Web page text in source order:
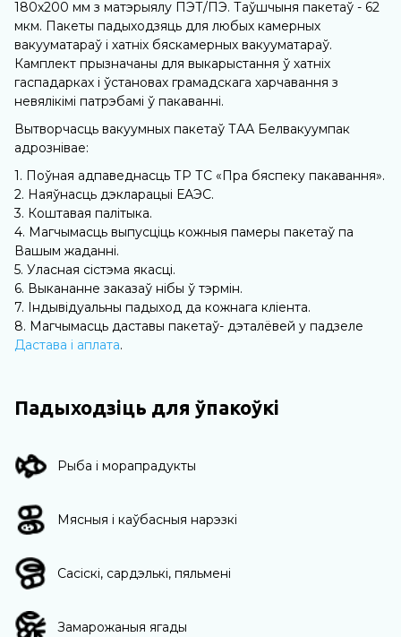
180х200 мм з матэрыялу ПЭТ/ПЭ. Таўшчыня пакетаў - 62
мкм. Пакеты падыходзяць для любых камерных
вакууматараў і хатніх бяскамерных вакууматараў.
Камплект прызначаны для выкарыстання ў хатніх
гаспадарках і ўстановах грамадскага харчавання з
невялікімі патрэбамі ў пакаванні.
Вытворчасць вакуумных пакетаў ТАА Белвакуумпак
адрознівае:
1. Поўная адпаведнасць ТР ТС «Пра бяспеку пакавання».
2. Наяўнасць дэкларацыі ЕАЭС.
3. Коштавая палітыка.
4. Магчымасць выпусціць кожныя памеры пакетаў па
Вашым жаданні.
5. Уласная сістэма якасці.
6. Выкананне заказаў нібы ў тэрмін.
7. Індывідуальны падыход да кожнага кліента.
8. Магчымасць даставы пакетаў- дэталёвей у падзеле
Дастава і аплата.
Падыходзіць для ўпакоўкі
Рыба і морапрадукты
Мясныя і каўбасныя нарэзкі
Сасіскі, сардэлькі, пяльмені
Замарожаныя ягады